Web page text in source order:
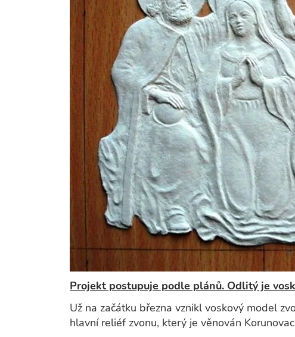
Projekt postupuje podle plánů. Odlitý je
Už na začátku března vznikl voskový model
hlavní reliéf zvonu, který je věnován